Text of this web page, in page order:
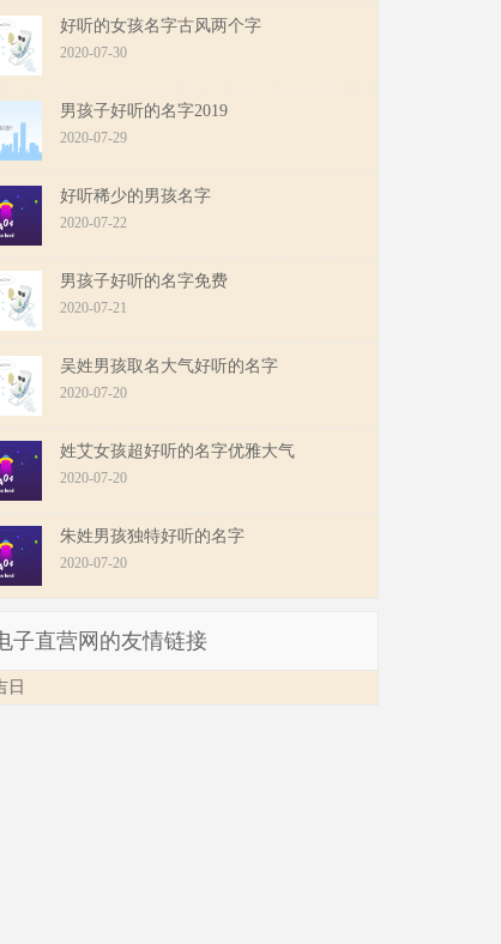
好听的女孩名字古风两个字
2020-07-30
男孩子好听的名字2019
2020-07-29
好听稀少的男孩名字
2020-07-22
男孩子好听的名字免费
2020-07-21
吴姓男孩取名大气好听的名字
2020-07-20
姓艾女孩超好听的名字优雅大气
2020-07-20
朱姓男孩独特好听的名字
2020-07-20
子直营网的友情链接
日